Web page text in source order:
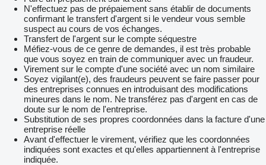
N'effectuez pas de prépaiement sans établir de documents
confirmant le transfert d'argent si le vendeur vous semble
suspect au cours de vos échanges.
Transfert de l'argent sur le compte séquestre
Méfiez-vous de ce genre de demandes, il est très probable
que vous soyez en train de communiquer avec un fraudeur.
Virement sur le compte d'une société avec un nom similaire
Soyez vigilant(e), des fraudeurs peuvent se faire passer pour
des entreprises connues en introduisant des modifications
mineures dans le nom. Ne transférez pas d'argent en cas de
doute sur le nom de l'entreprise.
Substitution de ses propres coordonnées dans la facture d'une
entreprise réelle
Avant d'effectuer le virement, vérifiez que les coordonnées
indiquées sont exactes et qu'elles appartiennent à l'entreprise
indiquée.